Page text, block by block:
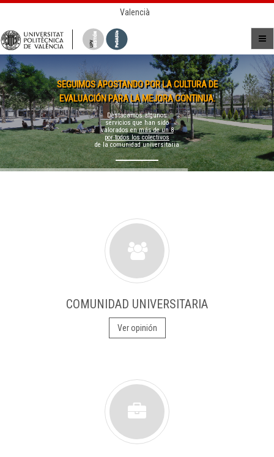
Valencià
SEGUIMOS APOSTANDO POR LA CULTURA DE
EVALUACIÓN PARA LA MEJORA CONTINUA.
Destacamos algunos
servicios que han sido
valorados enmás de un 8
por todos los colectivos
de la comunidad universitaria
COMUNIDAD UNIVERSITARIA
Ver opinión